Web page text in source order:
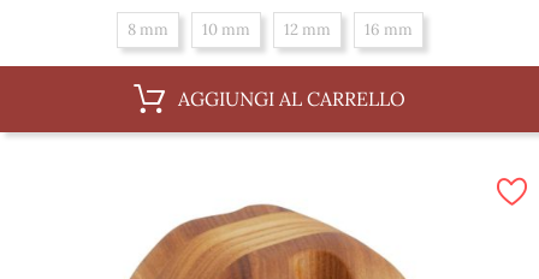
8 mm 10 mm 12 mm 16 mm
AGGIUNGI AL CARRELLO